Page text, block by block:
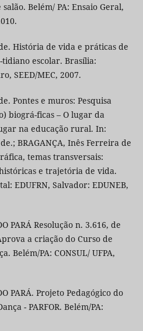
Belém/ PA: Ensaio Geral,
História de vida e práticas de
escolar. Brasília:
SEED/MEC, 2007.
Pontes e muros: Pesquisa
biográ-ficas – O lugar da
na educação rural. In:
BRAGANÇA, Inês Ferreira de
temas transversais:
e trajetória de vida.
EDUFRN, Salvador: EDUNEB,
PARÁ Resolução n. 3.616, de
a criação do Curso de
Belém/PA: CONSUL/ UFPA,
PARÁ. Projeto Pedagógico do
- PARFOR. Belém/PA: